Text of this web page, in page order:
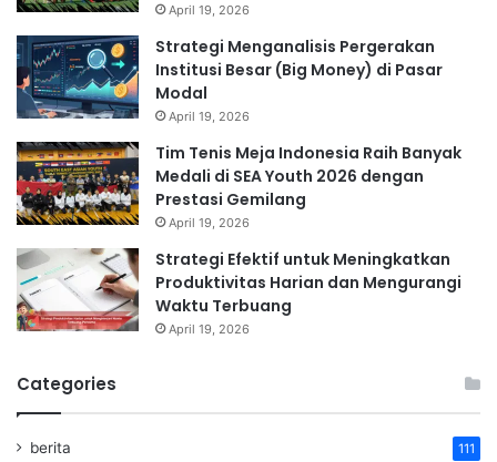
April 19, 2026
Strategi Menganalisis Pergerakan
Institusi Besar (Big Money) di Pasar
Modal
April 19, 2026
Tim Tenis Meja Indonesia Raih Banyak
Medali di SEA Youth 2026 dengan
Prestasi Gemilang
April 19, 2026
Strategi Efektif untuk Meningkatkan
Produktivitas Harian dan Mengurangi
Waktu Terbuang
April 19, 2026
Categories
berita 111